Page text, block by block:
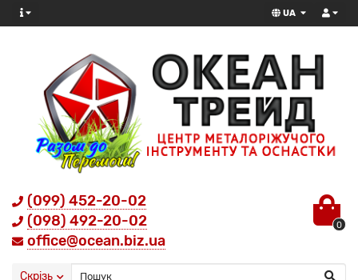
UA
(099) 452-20-02
(098) 492-20-02
office@ocean.biz.ua
0
Скрізь